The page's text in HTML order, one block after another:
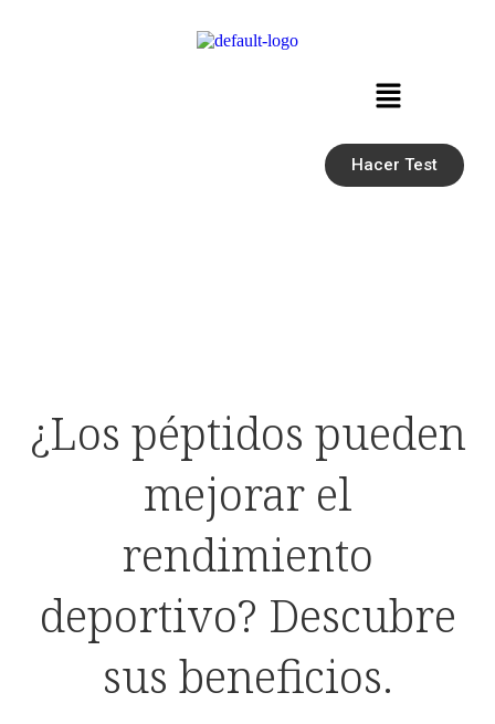
Hacer Test
¿Los péptidos pueden
mejorar el
rendimiento
deportivo? Descubre
sus beneficios.